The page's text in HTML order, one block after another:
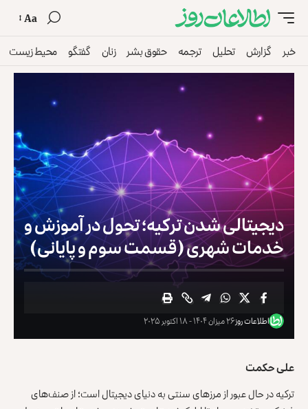
Aa
خبر گزارش تحلیل ترجمه حقوق بشر زنان گفتگو محیط زیست
دیجیتالی شدن ترکیه؛ تحول در آموزش و
خدمات شهری (قسمت سوم و پایانی)
اطلاعات روز۲۶ میزان ۱۴۰۴ - ۱۸ اکتوبر ۲۰۲۵
علی حکمت
ترکیه در حال عبور از مرزهای سنتی به دنیای دیجیتال است؛ از صنف‌های